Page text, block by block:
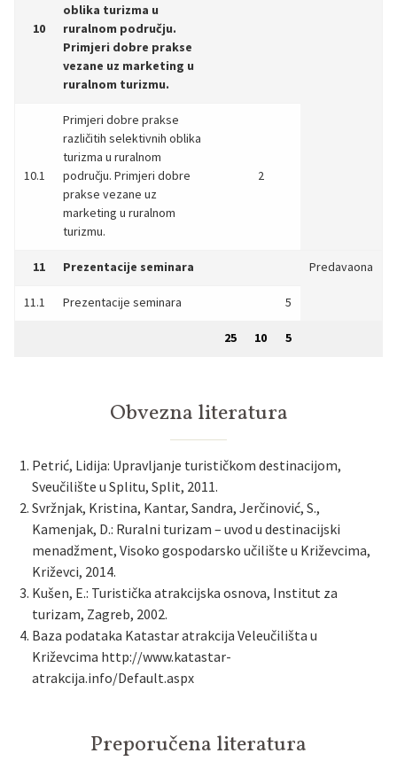
10
oblika turizma u
ruralnom području.
Primjeri dobre prakse
vezane uz marketing u
ruralnom turizmu.
10.1
Primjeri dobre prakse
različitih selektivnih oblika
turizma u ruralnom
području. Primjeri dobre
prakse vezane uz
marketing u ruralnom
turizmu.
2
11 Prezentacije seminara Predavaona
11.1 Prezentacije seminara 5
25 10 5
Obvezna literatura
Petrić, Lidija: Upravljanje turističkom destinacijom,
Sveučilište u Splitu, Split, 2011.
Svržnjak, Kristina, Kantar, Sandra, Jerčinović, S.,
Kamenjak, D.: Ruralni turizam – uvod u destinacijski
menadžment, Visoko gospodarsko učilište u Križevcima,
Križevci, 2014.
Kušen, E.: Turistička atrakcijska osnova, Institut za
turizam, Zagreb, 2002.
Baza podataka Katastar atrakcija Veleučilišta u
Križevcima http://www.katastar-
atrakcija.info/Default.aspx
Preporučena literatura